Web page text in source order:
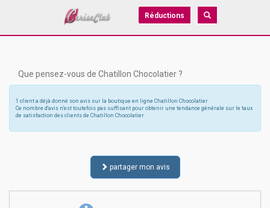
Réductions
Que pensez-vous de Chatillon Chocolatier ?
1 client a déjà donné son avis sur la boutique en ligne Chatillon Chocolatier
Ce nombre d'avis n'est toutefois pas suffisant pour obtenir une tendance générale sur le taux
de satisfaction des clients de Chatillon Chocolatier
partager mon avis